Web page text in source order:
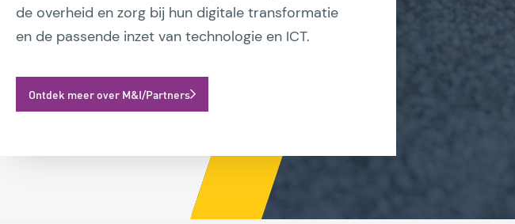
de overheid en zorg bij hun digitale transformatie
en de passende inzet van technologie en ICT.
Ontdek meer over M&I/Partners